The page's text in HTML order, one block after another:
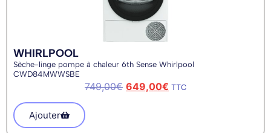
WHIRLPOOL
Sèche-linge pompe à chaleur 6th Sense Whirlpool
CWD84MWWSBE
749,00€ 649,00€ TTC
Ajouter